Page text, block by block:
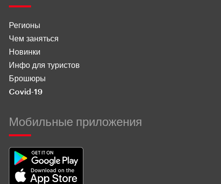
Регионы
Чем заняться
Новинки
Инфо для туристов
Брошюры
Covid-19
Мобильные приложения